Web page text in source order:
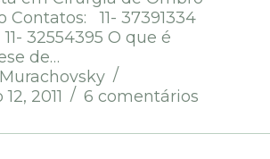
Contatos: 11- 37391334
O que é
de…
2011
6 comentários